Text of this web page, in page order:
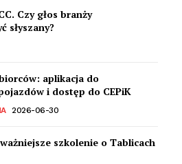
Czy głos branży
słyszany?
aplikacja do
i dostęp do CEPiK
2026-06-30
szkolenie o Tablicach